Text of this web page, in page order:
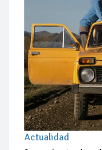
Actualidad